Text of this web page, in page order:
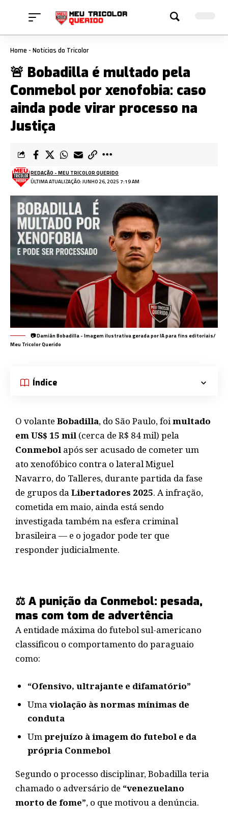
Home - Notícias do Tricolor
🚨 Bobadilla é multado pela
Conmebol por xenofobia: caso
ainda pode virar processo na
Justiça
ÚLTIMA ATUALIZAÇÃO: JUNHO 26, 2025 7:19 AM
REDAÇÃO - MEU TRICOLOR QUERIDO
📷 Damián Bobadilla - Imagem ilustrativa gerada por IA para fins editoriais/
Meu Tricolor Querido
Índice
O volante Bobadilla, do São Paulo, foimultado
em US$ 15 mil (cerca de R$ 84 mil) pela
Conmebol após ser acusado de cometer um
ato xenofóbico contra o lateral Miguel
Navarro, do Talleres, durante partida da fase
de grupos daLibertadores 2025. A infração,
cometida em maio, ainda está sendo
investigada também na esfera criminal
brasileira — e o jogador pode ter que
responder judicialmente.
⚖️ A punição da Conmebol: pesada,
mas com tom de advertência
A entidade máxima do futebol sul-americano
classificou o comportamento do paraguaio
como:
“Ofensivo, ultrajante e difamatório”
Umaviolação às normas mínimas de
conduta
Umprejuízo à imagem do futebol e da
própria Conmebol
Segundo o processo disciplinar, Bobadilla teria
chamado o adversário de “venezuelano
morto de fome”, o que motivou a denúncia.